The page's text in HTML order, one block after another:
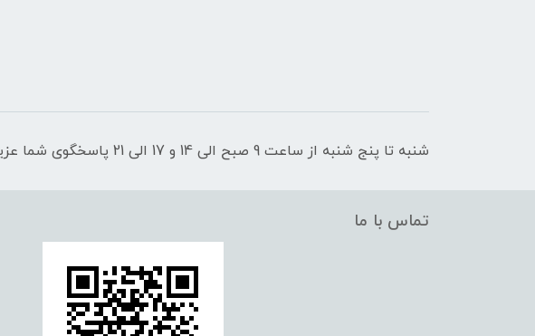
شنبه تا پنج شنبه از ساعت 9 صبح الی 14 و 17 الی 21 پاسخگوی شما عزیزان هستیم
تماس با ما